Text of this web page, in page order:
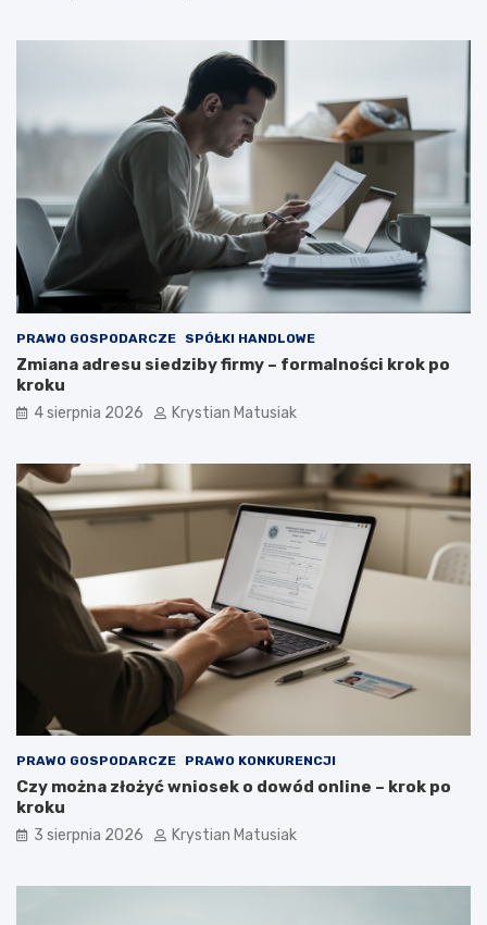
PRAWO GOSPODARCZE SPÓŁKI HANDLOWE
Zmiana adresu siedziby firmy – formalności krok po
kroku
4 sierpnia 2026 Krystian Matusiak
PRAWO GOSPODARCZE PRAWO KONKURENCJI
Czy można złożyć wniosek o dowód online – krok po
kroku
3 sierpnia 2026 Krystian Matusiak